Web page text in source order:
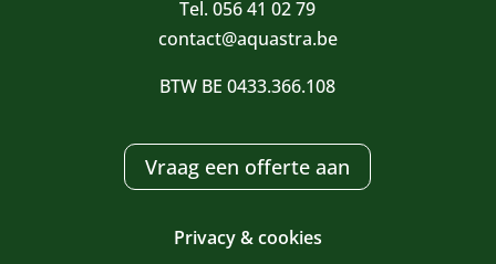
Tel. 056 41 02 79
contact@aquastra.be
BTW BE 0433.366.108
Vraag een offerte aan
Privacy & cookies